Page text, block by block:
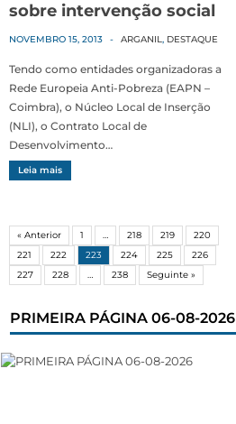
sobre intervenção social
NOVEMBRO 15, 2013 - ARGANIL, DESTAQUE
Tendo como entidades organizadoras a
Rede Europeia Anti-Pobreza (EAPN –
Coimbra), o Núcleo Local de Inserção
(NLI), o Contrato Local de
Desenvolvimento…
Leia mais
« Anterior 1 … 218 219
220
221
222 223 224 225
226
227
228 … 238 Seguinte »
PRIMEIRA PÁGINA 06-08-2026